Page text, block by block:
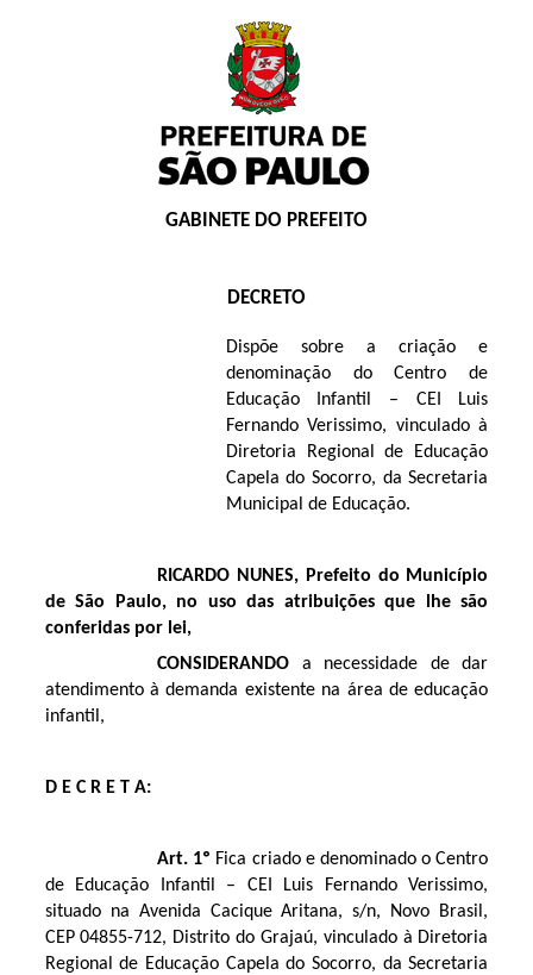
GABINETE DO PREFEITO
DECRETO
Dispõe sobre a criação e
denominação do Centro de
Educação Infantil – CEI Luis
Fernando Verissimo, vinculado à
Diretoria Regional de Educação
Capela do Socorro, da Secretaria
Municipal de Educação.
RICARDO NUNES, Prefeito do Município
de São Paulo, no uso das atribuições que lhe são
conferidas por lei,
CONSIDERANDO a necessidade de dar
atendimento à demanda existente na área de educação
infantil,
D E C R E T A:
Art. 1º Fica criado e denominado o Centro
de Educação Infantil – CEI Luis Fernando Verissimo,
situado na Avenida Cacique Aritana, s/n, Novo Brasil,
CEP 04855-712, Distrito do Grajaú, vinculado à Diretoria
Regional de Educação Capela do Socorro, da Secretaria